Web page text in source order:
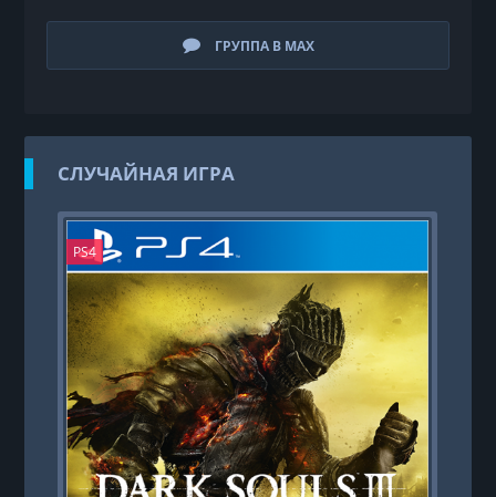
ГРУППА В MAX
СЛУЧАЙНАЯ ИГРА
PS4